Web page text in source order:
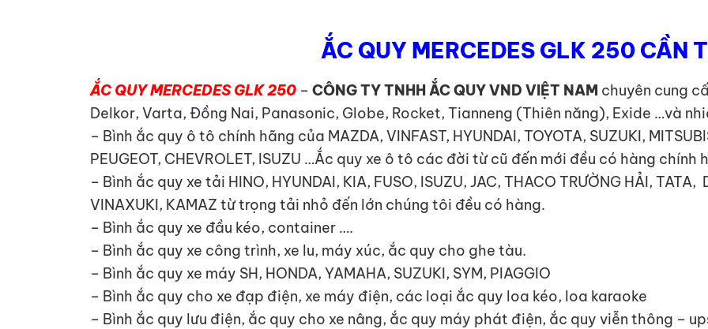
ẮC QUY MERCEDES GLK 250 CẦN
ẮC QUY MERCEDES GLK 250 – CÔNG TY TNHH ẮC QUY VND VIỆT NAM chuyên cung
Delkor, Varta, Đồng Nai, Panasonic, Globe, Rocket, Tianneng (Thiên năng), Exide …và
– Bình ắc quy ô tô chính hãng của MAZDA, VINFAST, HYUNDAI, TOYOTA, SUZUKI,
PEUGEOT, CHEVROLET, ISUZU …Ắc quy xe ô tô các đời từ cũ đến mới đều có hàng chính
– Bình ắc quy xe tải HINO, HYUNDAI, KIA, FUSO, ISUZU, JAC, THACO TRƯỜNG HẢI, TATA,
VINAXUKI, KAMAZ từ trọng tải nhỏ đến lớn chúng tôi đều có hàng.
– Bình ắc quy xe đầu kéo, container ….
– Bình ắc quy xe công trình, xe lu, máy xúc, ắc quy cho ghe tàu.
– Bình ắc quy xe máy SH, HONDA, YAMAHA, SUZUKI, SYM, PIAGGIO
– Bình ắc quy cho xe đạp điện, xe máy điện, các loại ắc quy loa kéo, loa karaoke
– Bình ắc quy lưu điện, ắc quy cho xe nâng, ắc quy máy phát điện, ắc quy viễn thông –